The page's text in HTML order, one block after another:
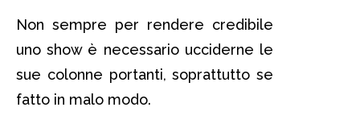
Non sempre per rendere credibile
uno show è necessario ucciderne le
sue colonne portanti, soprattutto se
fatto in malo modo.